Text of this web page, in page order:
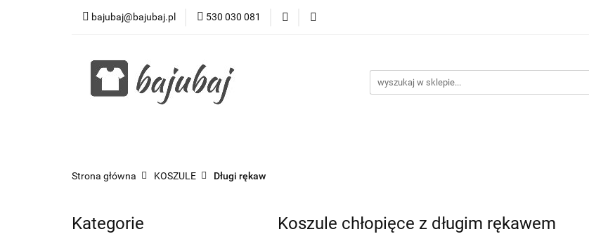
bajubaj@bajubaj.pl 530 030 081
Strona główna KOSZULE Długi rękaw
Kategorie Koszule chłopięce z długim rękawem